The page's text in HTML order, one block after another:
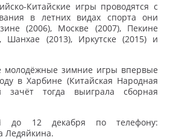
Китайские игры проводятся с
в летних видах спорта они
(2006), Москве (2007), Пекине
Шанхае (2013), Иркутске (2015) и
молодёжные зимние игры впервые
в Харбине (Китайская Народная
зачёт тогда выиграла сборная
до 12 декабря по телефону:
Ледяйкина.